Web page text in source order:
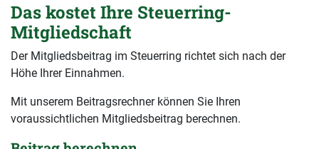
Das kostet Ihre Steuerring-
Mitgliedschaft
Der Mitgliedsbeitrag im Steuerring richtet sich nach der
Höhe Ihrer Einnahmen.
Mit unserem Beitragsrechner können Sie Ihren
voraussichtlichen Mitgliedsbeitrag berechnen.